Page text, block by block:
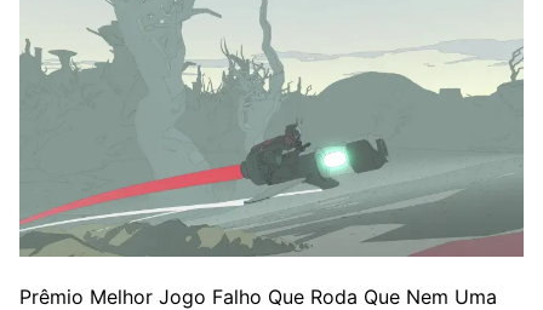
Prêmio Melhor Jogo Falho Que Roda Que Nem Uma